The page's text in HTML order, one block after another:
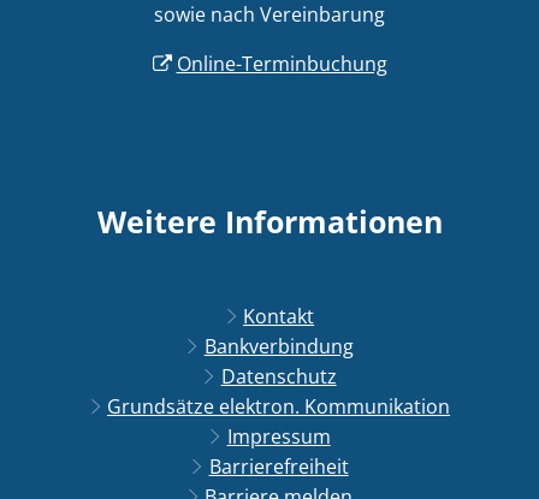
sowie nach Vereinbarung
Online-Terminbuchung
Weitere Informationen
Kontakt
Bankverbindung
Datenschutz
Grundsätze elektron. Kommunikation
Impressum
Barrierefreiheit